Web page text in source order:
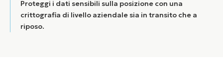
Proteggi i dati sensibili sulla posizione con una
crittografia di livello aziendale sia in transito che a
riposo.